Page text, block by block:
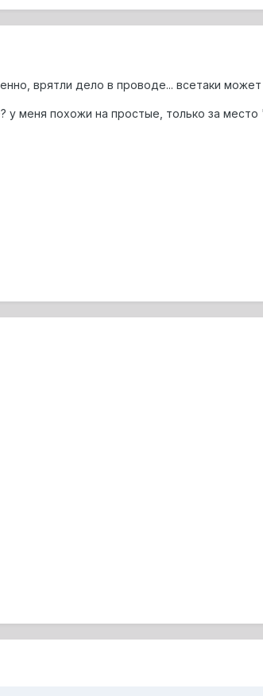
врятли дело в проводе... всетаки
у меня похожи на простые, только за